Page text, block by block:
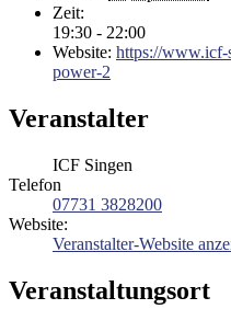
Zeit:
19:30 - 22:00
Website: https://www.icf-
power-2
Veranstalter
ICF Singen
Telefon
07731 3828200
Website:
Veranstalter-Website
Veranstaltungsort